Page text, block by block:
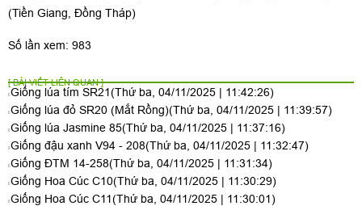
(Tiền Giang, Đồng Tháp)
Số lần xem: 983
[ BÀI VIẾT LIÊN QUAN ]
Giống lúa tím SR21(Thứ ba, 04/11/2025 | 11:42:26)
Giống lúa đỏ SR20 (Mắt Rồng)(Thứ ba, 04/11/2025 | 11:39:57)
Giống lúa Jasmine 85(Thứ ba, 04/11/2025 | 11:37:16)
Giống đậu xanh V94 - 208(Thứ ba, 04/11/2025 | 11:32:47)
Giống ĐTM 14-258(Thứ ba, 04/11/2025 | 11:31:34)
Giống Hoa Cúc C10(Thứ ba, 04/11/2025 | 11:30:29)
Giống Hoa Cúc C11(Thứ ba, 04/11/2025 | 11:30:01)